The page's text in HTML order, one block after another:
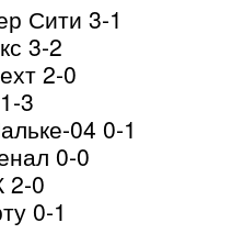
Сити 3-1
3-2
2-0
3
04 0-1
0-0
0
0-1